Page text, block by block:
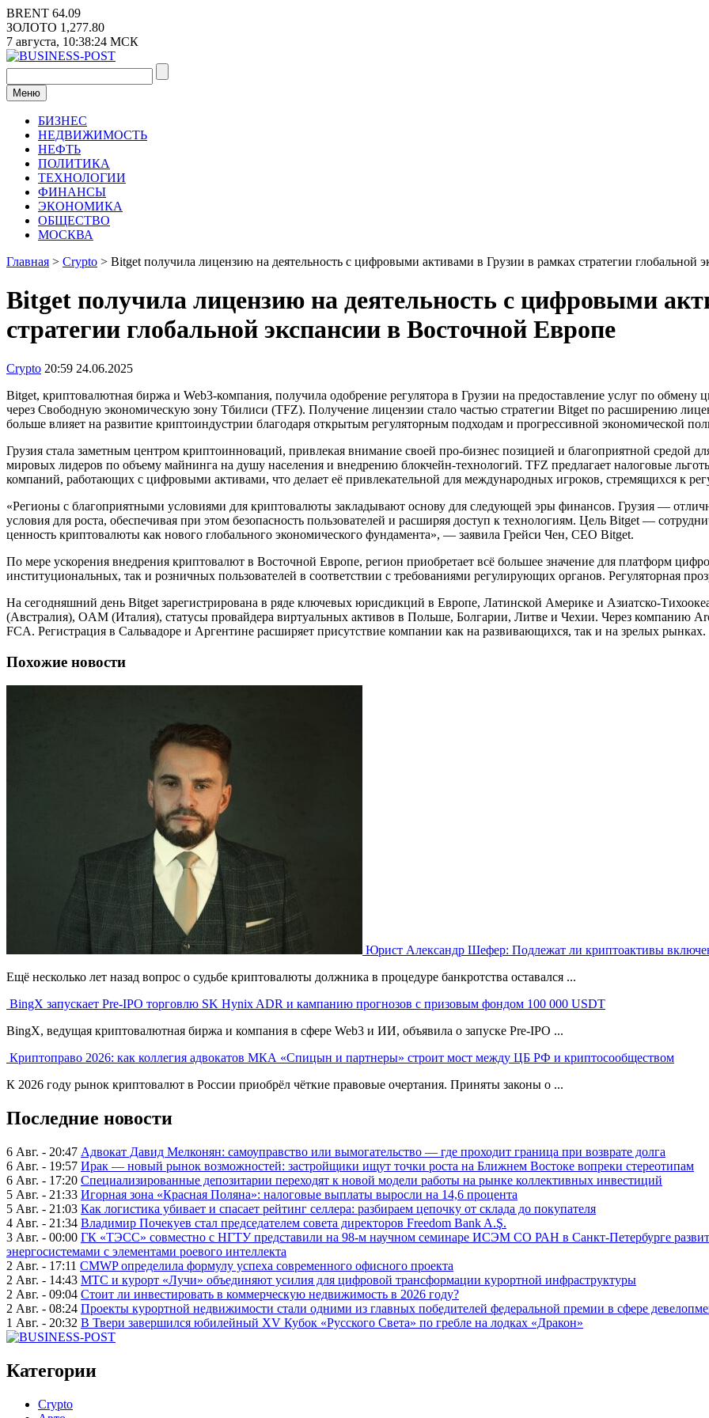
Перейти
к
содержимому
BRENT 64.09
ЗОЛОТО 1,277.80
7 августа, 10:38:25 МСК
Меню
БИЗНЕС
НЕДВИЖИМОСТЬ
НЕФТЬ
ПОЛИТИКА
ТЕХНОЛОГИИ
ФИНАНСЫ
ЭКОНОМИКА
ОБЩЕСТВО
МОСКВА
Главная > Crypto > Bitget получила лицензию на деятельность с цифровыми активами в Грузии в рамках стратегии глобальной
Bitget получила лицензию на деятельность с цифровыми
стратегии глобальной экспансии в Восточной Европе
Crypto 20:59 24.06.2025
Bitget, криптовалютная биржа и Web3-компания, получила одобрение регулятора в Грузии на предоставление услуг по
через Свободную экономическую зону Тбилиси (TFZ). Получение лицензии стало частью стратегии Bitget по расширению
больше влияет на развитие криптоиндустрии благодаря открытым регуляторным подходам и прогрессивной экономической
Грузия стала заметным центром криптоинноваций, привлекая внимание своей про-бизнес позицией и благоприятной средой
мировых лидеров по объему майнинга на душу населения и внедрению блокчейн-технологий. TFZ предлагает налоговые
компаний, работающих с цифровыми активами, что делает её привлекательной для международных игроков, стремящихся к
«Регионы с благоприятными условиями для криптовалюты закладывают основу для следующей эры финансов. Грузия —
условия для роста, обеспечивая при этом безопасность пользователей и расширяя доступ к технологиям. Цель Bitget —
ценность криптовалюты как нового глобального экономического фундамента», — заявила Грейси Чен, CEO Bitget.
По мере ускорения внедрения криптовалют в Восточной Европе, регион приобретает всё большее значение для платформ
институциональных, так и розничных пользователей в соответствии с требованиями регулирующих органов. Регуляторная
На сегодняшний день Bitget зарегистрирована в ряде ключевых юрисдикций в Европе, Латинской Америке и Азиатско-
(Австралия), OAM (Италия), статусы провайдера виртуальных активов в Польше, Болгарии, Литве и Чехии. Через компанию
FCA. Регистрация в Сальвадоре и Аргентине расширяет присутствие компании как на развивающихся, так и на зрелых рынках.
Похожие новости
Юрист Александр Шефер: Подлежат ли криптоактивы
Ещё несколько лет назад вопрос о судьбе криптовалюты должника в процедуре банкротства оставался ...
BingX запускает Pre-IPO торговлю SK Hynix ADR и кампанию прогнозов с призовым фондом 100 000 USDT
BingX, ведущая криптовалютная биржа и компания в сфере Web3 и ИИ, объявила о запуске Pre-IPO ...
Криптоправо 2026: как коллегия адвокатов МКА «Спицын и партнеры» строит мост между ЦБ РФ и криптосообществом
К 2026 году рынок криптовалют в России приобрёл чёткие правовые очертания. Приняты законы о ...
Последние новости
6 Авг. - 20:47 Адвокат Давид Мелконян: самоуправство или вымогательство — где проходит граница при возврате долга
6 Авг. - 19:57 Ирак — новый рынок возможностей: застройщики ищут точки роста на Ближнем Востоке вопреки стереотипам
6 Авг. - 17:20 Специализированные депозитарии переходят к новой модели работы на рынке коллективных инвестиций
5 Авг. - 21:33 Игорная зона «Красная Поляна»: налоговые выплаты выросли на 14,6 процента
5 Авг. - 21:03 Как логистика убивает и спасает рейтинг селлера: разбираем цепочку от склада до покупателя
4 Авг. - 21:34 Владимир Почекуев стал председателем совета директоров Freedom Bank A.Ş.
3 Авг. - 00:00 ГК «ТЭСС» совместно с НГТУ представили на 98-м научном семинаре ИСЭМ СО РАН в Санкт-Петербурге
энергосистемами с элементами роевого интеллекта
2 Авг. - 17:11 CMWP определила формулу успеха современного офисного проекта
2 Авг. - 14:43 МТС и курорт «Лучи» объединяют усилия для цифровой трансформации курортной инфраструктуры
2 Авг. - 09:04 Стоит ли инвестировать в коммерческую недвижимость в 2026 году?
2 Авг. - 08:24 Проекты курортной недвижимости стали одними из главных победителей федеральной премии в сфере
1 Авг. - 20:32 В Твери завершился юбилейный XV Кубок «Русского Света» по гребле на лодках «Дракон»
Категории
Crypto